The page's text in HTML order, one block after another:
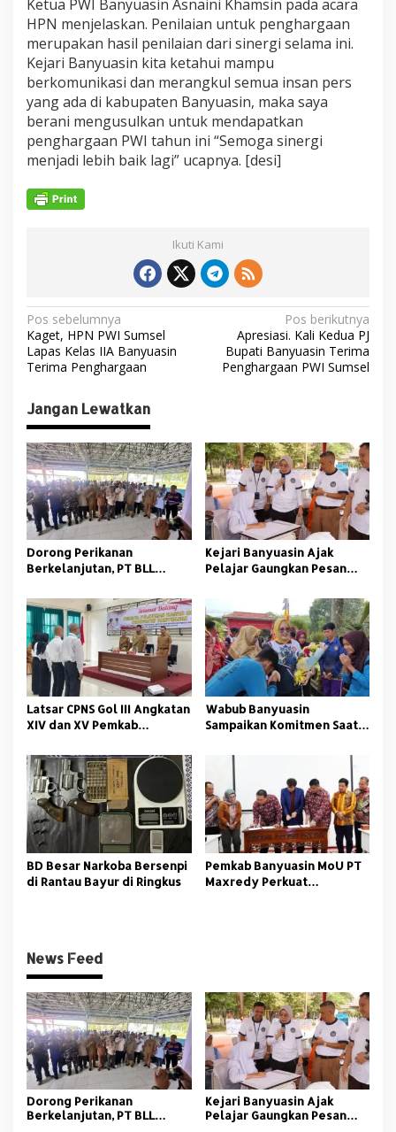
Ketua PWI Banyuasin Asnaini Khamsin pada acara
HPN menjelaskan. Penilaian untuk penghargaan
merupakan hasil penilaian dari sinergi selama ini.
Kejari Banyuasin kita ketahui mampu
berkomunikasi dan merangkul semua insan pers
yang ada di kabupaten Banyuasin, maka saya
berani mengusulkan untuk mendapatkan
penghargaan PWI tahun ini “Semoga sinergi
menjadi lebih baik lagi” ucapnya. [desi]
Ikuti Kami
N
a
v
i
g
a
s
i
p
o
s
Pos sebelumnya
Kaget, HPN PWI Sumsel
Lapas Kelas IIA Banyuasin
Terima Penghargaan
Pos berikutnya
Apresiasi. Kali Kedua PJ
Bupati Banyuasin Terima
Penghargaan PWI Sumsel
Jangan Lewatkan
Dorong Perikanan
Berkelanjutan, PT BLL
dengan Pelatihan Alat
Tangkap
Kejari Banyuasin Ajak
Pelajar Gaungkan Pesan
Latsar CPNS Gol III Angkatan
XIV dan XV Pemkab
Wabub Banyuasin
Sampaikan Komitmen Saat
Nasional
BD Besar Narkoba Bersenpi
di Rantau Bayur di Ringkus
Pemkab Banyuasin MoU PT
Maxredy Perkuat
News Feed
Dorong Perikanan
Berkelanjutan, PT BLL
Kejari Banyuasin Ajak
Pelajar Gaungkan Pesan